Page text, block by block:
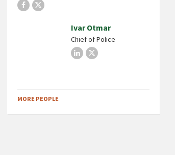
Facebook
X
Ivar Otmar
Chief of Police
LinkedIn
X
MORE PEOPLE